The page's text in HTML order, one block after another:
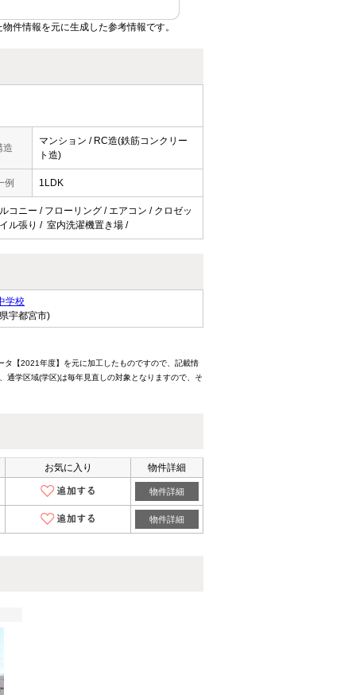
件情報を元に生成した参考情報です。
造
マンション / RC造(鉄筋コンクリー
ト造)
例 1LDK
コニー / フローリング / エアコン / クロゼッ
ル張り / 室内洗濯機置き場 /
学校
宇都宮市)
【2021年度】を元に加工したものですので、記載情
通学区域(学区)は毎年見直しの対象となりますので、そ
お気に入り 物件詳細
物件詳細
物件詳細